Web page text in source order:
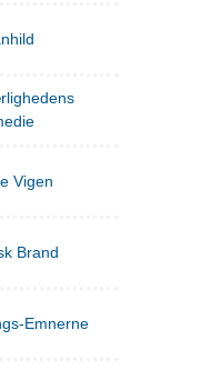
Vigen
Brand
Emnerne